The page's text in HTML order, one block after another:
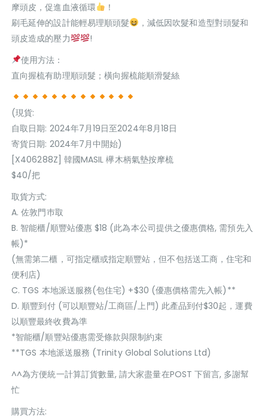
摩頭皮，促進血液循環
！
刷毛延伸的設計能輕易理順頭髮
，減低因吹髮和造型對頭髮和
頭皮造成的壓力
!
使用方法：
直向握梳有助理順頭髮；橫向握梳能順滑髮絲
(現貨:
自取日期: 2024年7月19日至2024年8月18日
寄貨日期: 2024年7月中開始)
[X406288Z] 韓國MASIL 欅木柄氣墊按摩梳
$40/把
取貨方式:
A. 佐敦門巿取
B. 智能櫃/順豐站優惠 $18 (此為本公司提供之優惠價格, 需預先入
帳)*
(無需第二櫃，可指定櫃或指定順豐站，但不包括送工商，住宅和
便利店)
C. TGS 本地派送服務(包住宅) +$30 (優惠價格需先入帳)**
D. 順豐到付 (可以順豐站/工商區/上門) 此產品到付$30起，運費
以順豐最終收費為準
*智能櫃/順豐站優惠需受條款與限制約束
**TGS 本地派送服務 (Trinity Global Solutions Ltd)
^^為方便統一計算訂貨數量, 請大家盡量在POST 下留言, 多謝幫
忙
購買方法: